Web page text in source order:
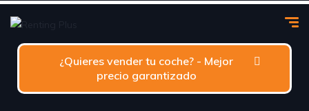
¿Quieres vender tu coche? - Mejor
precio garantizado